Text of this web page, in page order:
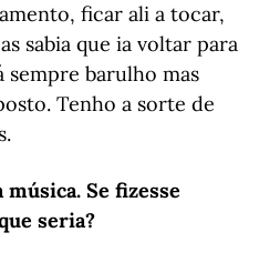
ficar ali a tocar,
sabia que ia voltar para
sempre barulho mas
Tenho a sorte de
Se fizesse
seria?